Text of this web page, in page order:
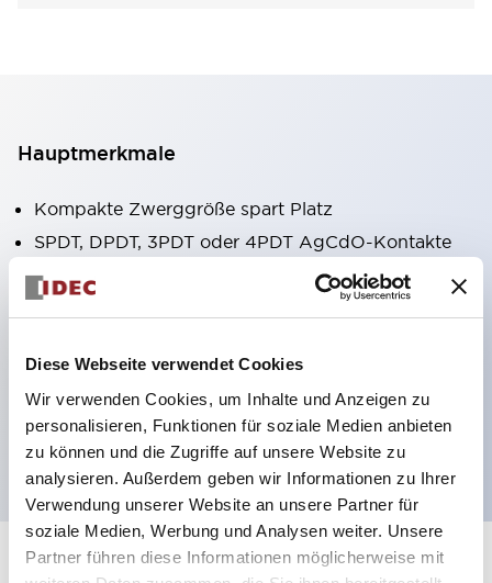
Diese Webseite verwendet Cookies
Wir verwenden Cookies, um Inhalte und Anzeigen zu
personalisieren, Funktionen für soziale Medien anbieten
zu können und die Zugriffe auf unsere Website zu
analysieren. Außerdem geben wir Informationen zu Ihrer
Verwendung unserer Website an unsere Partner für
soziale Medien, Werbung und Analysen weiter. Unsere
Partner führen diese Informationen möglicherweise mit
Hauptmerkmale
Kompakte Zwerggröße spart Platz
SPDT, DPDT, 3PDT oder 4PDT AgCdO-Kontakte
Hohe Schaltleistung (10A)
Optionen umfassen Kontrollleuchte und Prüftaste
Montageoptionen umfassen Top-Montage, DIN-
Fassung oder Frontplattenfassung
Spezifikationen Alle erweitern